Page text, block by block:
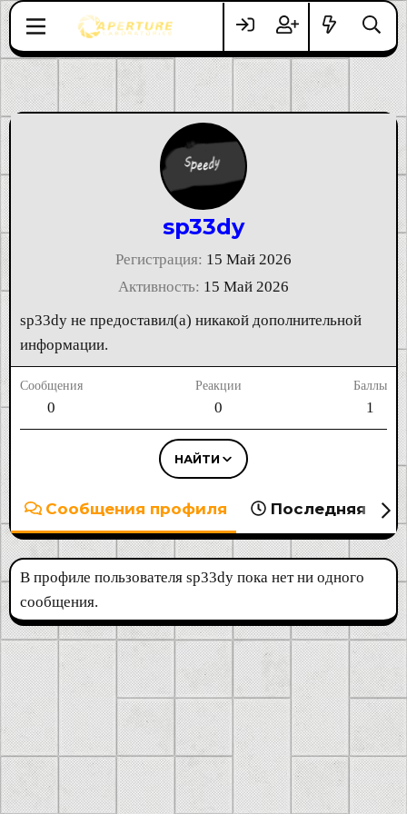
sp33dy
Регистрация 15 Май 2026
Активность 15 Май 2026
sp33dy не предоставил(а) никакой дополнительной
информации.
Сообщения
0
Реакции
0
Баллы
1
НАЙТИ
Сообщения профиля Последняя
В профиле пользователя sp33dy пока нет ни одного
сообщения.